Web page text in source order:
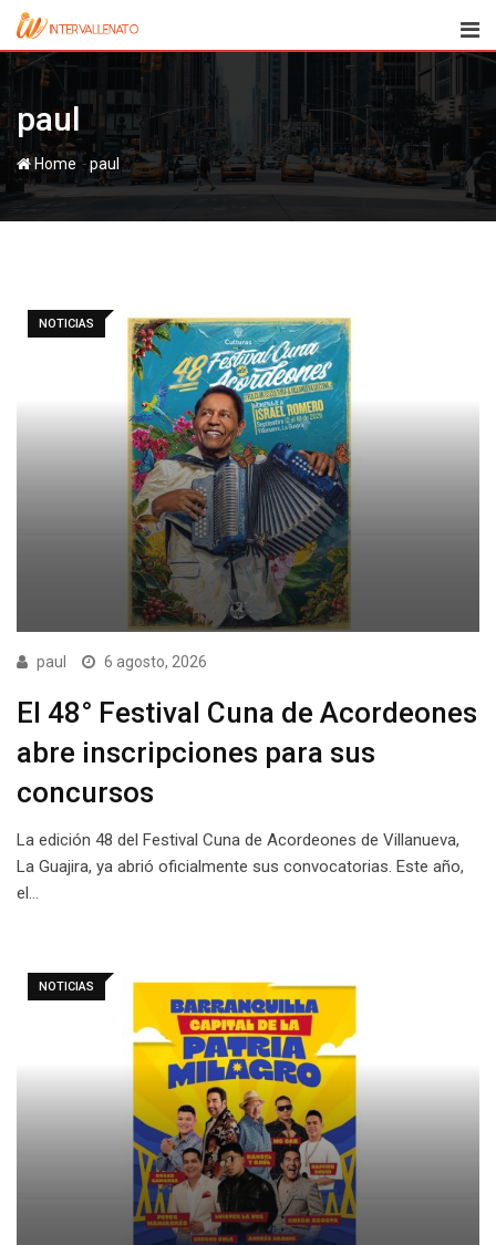
Skip
content
paul
Home-paul
NOTICIAS
paul 6 agosto, 2026
El 48° Festival Cuna de Acordeones
abre inscripciones para sus
concursos
La edición 48 del Festival Cuna de Acordeones de Villanueva,
La Guajira, ya abrió oficialmente sus convocatorias. Este año,
el…
NOTICIAS